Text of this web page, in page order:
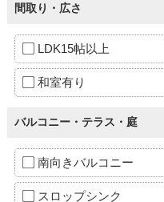
間取り・広さ
LDK15帖以上
和室有り
バルコニー・テラス・庭
南向きバルコニー
スロップシンク